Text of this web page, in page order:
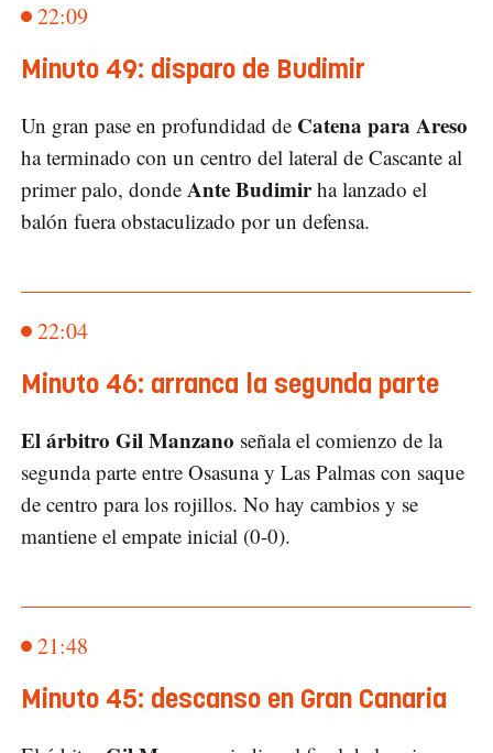
22:09
Minuto 49: disparo de Budimir
Un gran pase en profundidad de Catena para Areso
ha terminado con un centro del lateral de Cascante al
primer palo, donde Ante Budimirha lanzado el
balón fuera obstaculizado por un defensa.
22:04
Minuto 46: arranca la segunda parte
El árbitro Gil Manzano señala el comienzo de la
segunda parte entre Osasuna y Las Palmas con saque
de centro para los rojillos. No hay cambios y se
mantiene el empate inicial (0-0).
21:48
Minuto 45: descanso en Gran Canaria